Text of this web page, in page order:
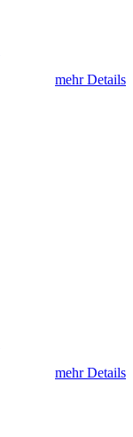
mehr Details
mehr Details